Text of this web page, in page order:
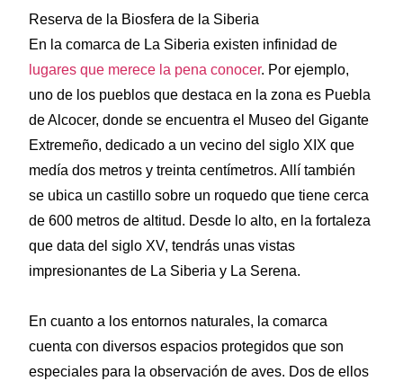
Reserva de la Biosfera de la Siberia
En la comarca de La Siberia existen infinidad de
lugares que merece la pena conocer. Por ejemplo,
uno de los pueblos que destaca en la zona es Puebla
de Alcocer, donde se encuentra el Museo del Gigante
Extremeño, dedicado a un vecino del siglo XIX que
medía dos metros y treinta centímetros. Allí también
se ubica un castillo sobre un roquedo que tiene cerca
de 600 metros de altitud. Desde lo alto, en la fortaleza
que data del siglo XV, tendrás unas vistas
impresionantes de La Siberia y La Serena.
En cuanto a los entornos naturales, la comarca
cuenta con diversos espacios protegidos que son
especiales para la observación de aves. Dos de ellos